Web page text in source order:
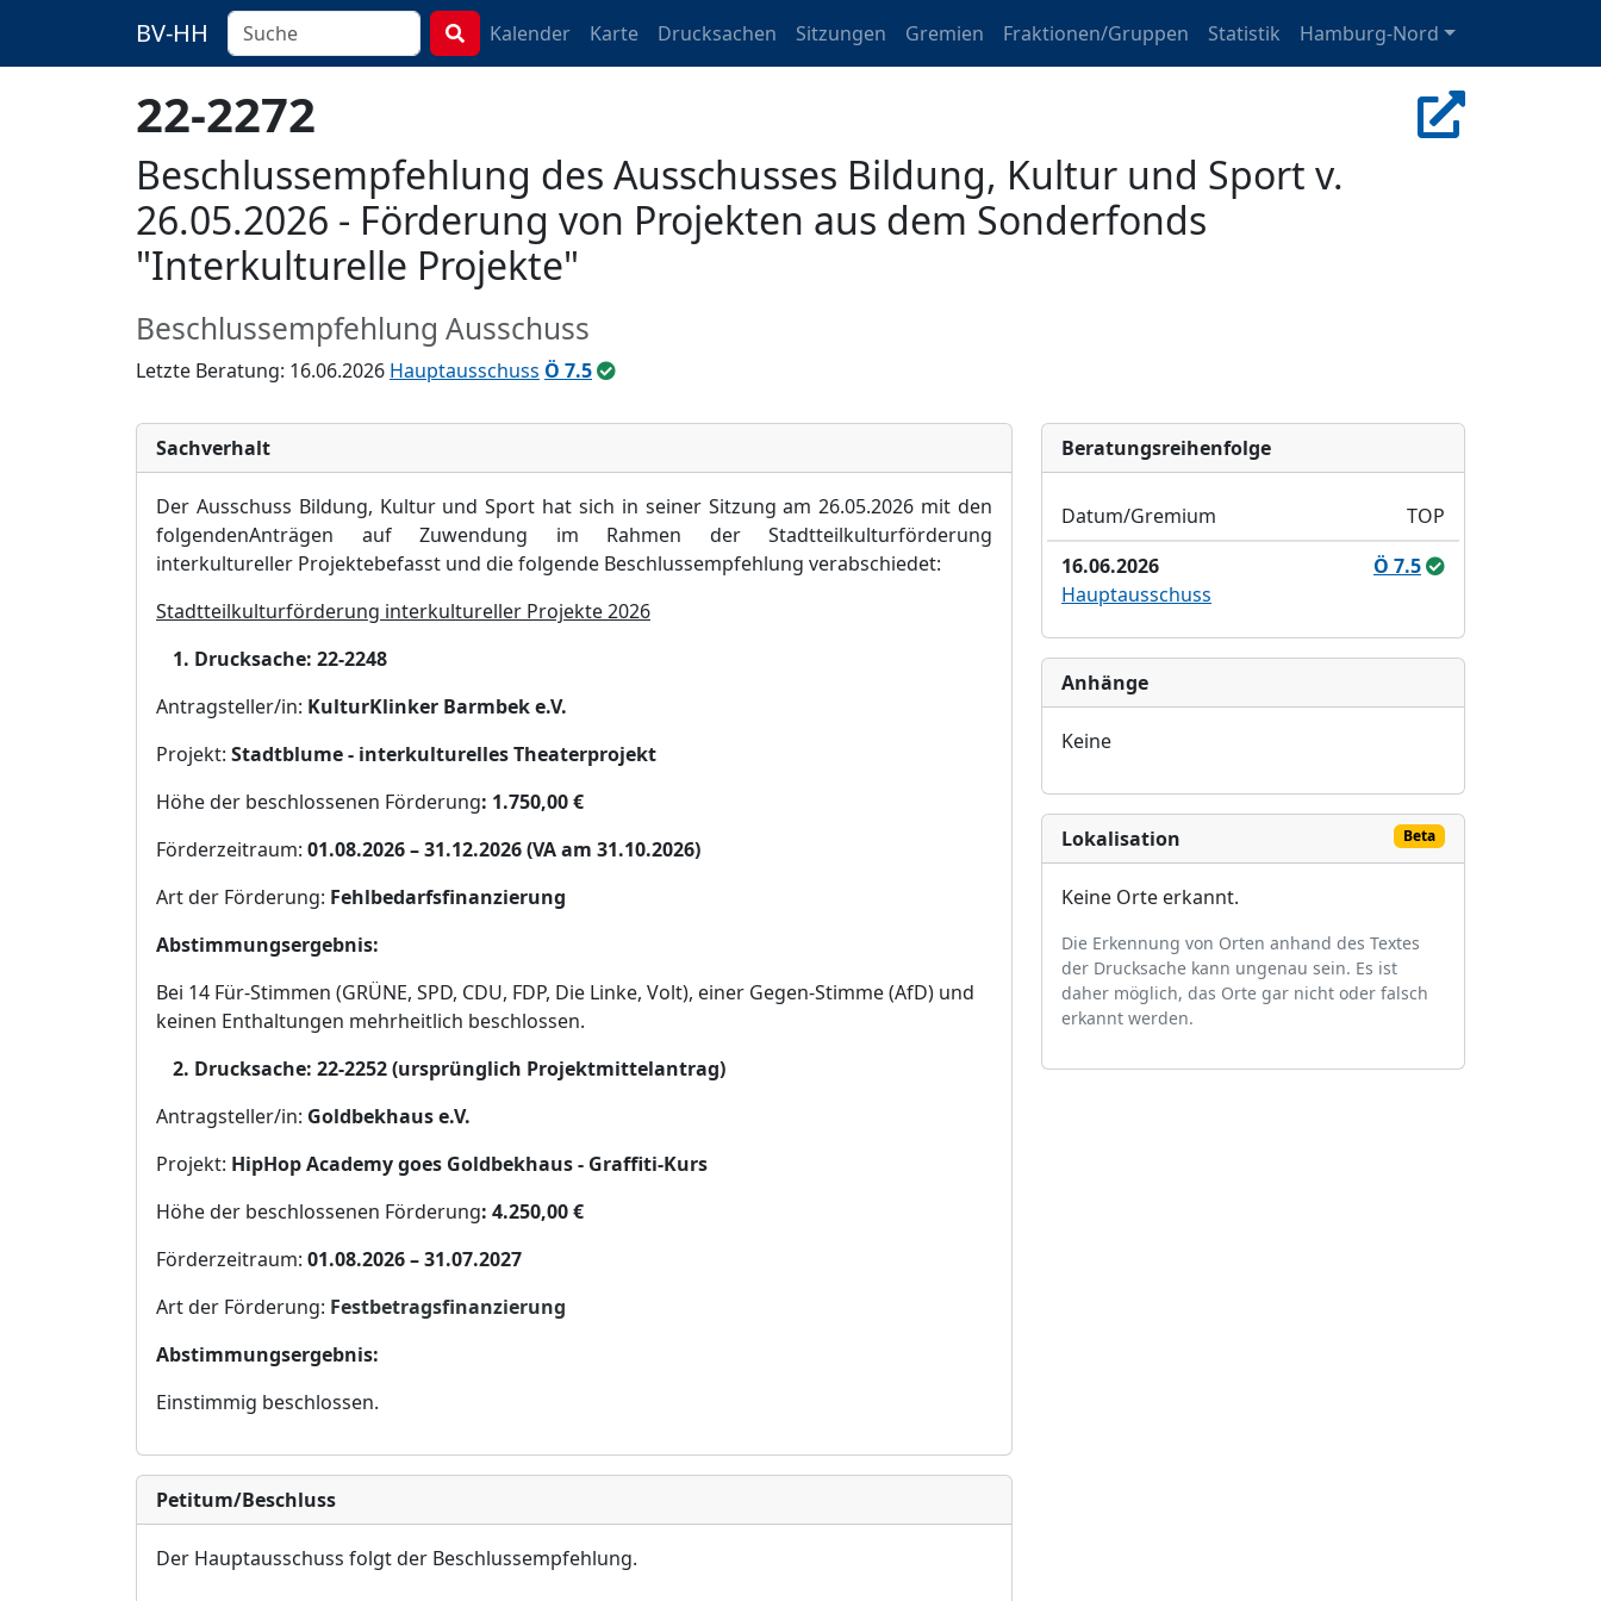
BV-HH Kalender Karte Drucksachen Sitzungen Gremien Fraktionen/Gruppen Statistik Hamburg-Nord
22-2272
Beschlussempfehlung des Ausschusses Bildung, Kultur und Sport v.
26.05.2026 - Förderung von Projekten aus dem Sonderfonds
"Interkulturelle Projekte"
Beschlussempfehlung Ausschuss
Letzte Beratung: 16.06.2026 Hauptausschuss Ö 7.5
Sachverhalt
Der Ausschuss Bildung, Kultur und Sport hat sich in seiner Sitzung am26.05.2026 mitden
folgendenAnträgen auf Zuwendung im Rahmen der Stadtteilkulturförderung
interkultureller Projektebefasst und die folgende Beschlussempfehlung verabschiedet:
Stadtteilkulturförderung interkultureller Projekte 2026
Drucksache: 22-2248
Antragsteller/in: KulturKlinker Barmbek e.V.
Projekt: Stadtblume - interkulturelles Theaterprojekt
Höhe der beschlossenen Förderung: 1.750,00€
Förderzeitraum: 01.08.2026–31.12.2026(VA am 31.10.2026)
Art der Förderung: Fehlbedarfsfinanzierung
Abstimmungsergebnis:
Bei 14 Für-Stimmen (GRÜNE, SPD, CDU, FDP, Die Linke, Volt), einer Gegen-Stimme (AfD) und
keinen Enthaltungen mehrheitlich beschlossen.
Drucksache: 22-2252(ursprünglich Projektmittelantrag)
Antragsteller/in: Goldbekhaus e.V.
Projekt: HipHop Academy goes Goldbekhaus - Graffiti-Kurs
Höhe der beschlossenen Förderung: 4.250,00€
Förderzeitraum: 01.08.2026–31.07.2027
Art der Förderung: Festbetragsfinanzierung
Abstimmungsergebnis:
Einstimmig beschlossen.
Petitum/Beschluss
Der Hauptausschuss folgt der Beschlussempfehlung.
Bera­tungs­reihen­folge
Datum/Gremium
TOP
16.06.2026
Ö 7.5
Hauptausschuss
Anhänge
Keine
Lokalisation Beta
Keine Orte erkannt.
Die Erkennung von Orten anhand des Textes
der Drucksache kann ungenau sein. Es ist
daher möglich, das Orte gar nicht oder falsch
erkannt werden.